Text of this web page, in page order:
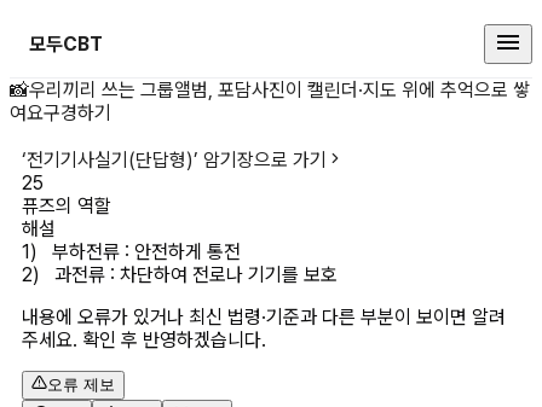
모두CBT
퓨즈의 역할 상세 페이지
📸우리끼리 쓰는 그룹앨범, 포담사진이 캘린더·지도 위에 추억으로 쌓
여요구경하기
‘전기기사실기(단답형)’ 암기장으로 가기
25
퓨즈의 역할
해설
1)   부하전류 : 안전하게 통전
2)   과전류 : 차단하여 전로나 기기를 보호
내용에 오류가 있거나 최신 법령·기준과 다른 부분이 보이면 알려
주세요. 확인 후 반영하겠습니다.
오류 제보